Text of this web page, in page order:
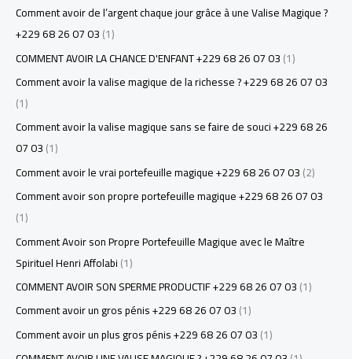
Comment avoir de l’argent chaque jour grâce à une Valise Magique ?
+229 68 26 07 03(1)
COMMENT AVOIR LA CHANCE D'ENFANT +229 68 26 07 03(1)
Comment avoir la valise magique de la richesse ? +229 68 26 07 03
(1)
Comment avoir la valise magique sans se faire de souci +229 68 26
07 03(1)
Comment avoir le vrai portefeuille magique +229 68 26 07 03(2)
Comment avoir son propre portefeuille magique +229 68 26 07 03
(1)
Comment Avoir son Propre Portefeuille Magique avec le Maître
Spirituel Henri Affolabi(1)
COMMENT AVOIR SON SPERME PRODUCTIF +229 68 26 07 03(1)
Comment avoir un gros pénis +229 68 26 07 03(1)
Comment avoir un plus gros pénis +229 68 26 07 03(1)